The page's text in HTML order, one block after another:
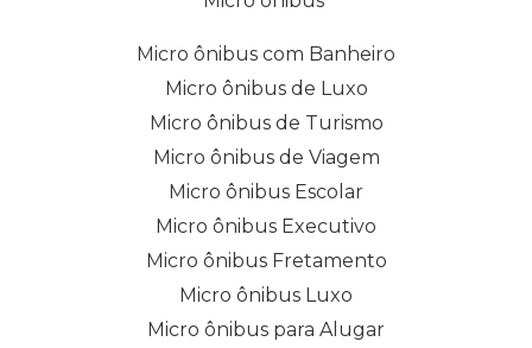
Micro ônibus com Banheiro
Micro ônibus de Luxo
Micro ônibus de Turismo
Micro ônibus de Viagem
Micro ônibus Escolar
Micro ônibus Executivo
Micro ônibus Fretamento
Micro ônibus Luxo
Micro ônibus para Alugar